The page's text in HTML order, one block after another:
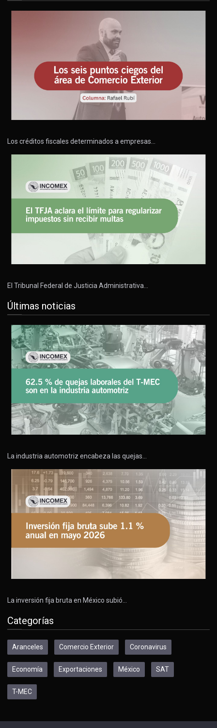
Los créditos fiscales determinados a empresas…
El Tribunal Federal de Justicia Administrativa…
Últimas noticias
La industria automotriz encabeza las quejas…
La inversión fija bruta en México subió…
Categorías
Aranceles Comercio Exterior Coronavirus
Economía Exportaciones México SAT
T-MEC